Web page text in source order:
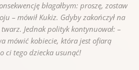
błagałbym: proszę, zostaw
– mówił Kukiz. Gdyby zakończył na
Jednak polityk kontynuował: –
mówić kobiecie, która jest ofiarą
ci tego dziecka usunąć!